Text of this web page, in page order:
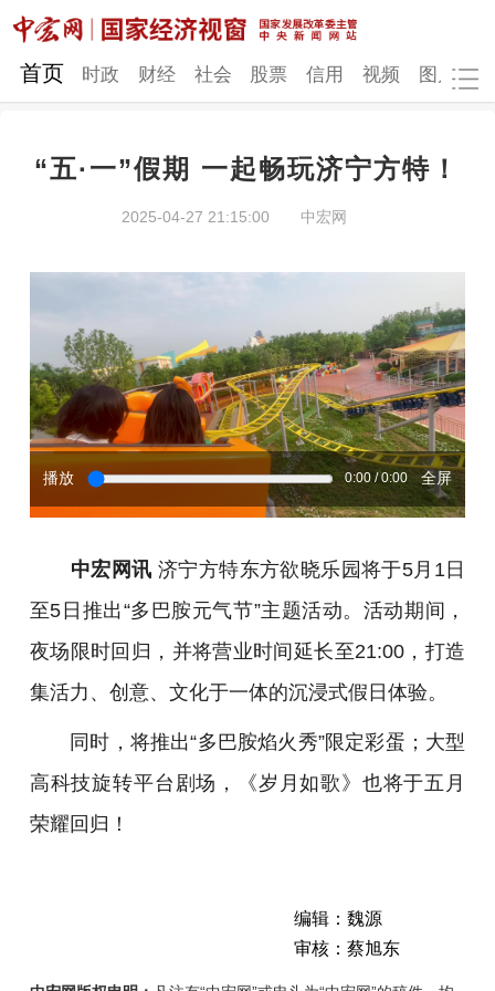
网站地图
地方发展
首页 时政 财经 社会 股票 信用 视频 图片
“五·一”假期 一起畅玩济宁方特！
2025-04-27 21:15:00 中宏网
播放 0:00 / 0:00 全屏
中宏网讯 济宁方特东方欲晓乐园将于5月1日
至5日推出“多巴胺元气节”主题活动。活动期间，
夜场限时回归，并将营业时间延长至21:00，打造
集活力、创意、文化于一体的沉浸式假日体验。
同时，将推出“多巴胺焰火秀”限定彩蛋；大型
高科技旋转平台剧场，《岁月如歌》也将于五月
荣耀回归！
编辑：魏源
审核：蔡旭东